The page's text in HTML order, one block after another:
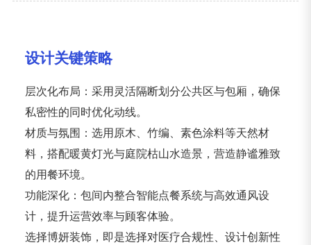
设计关键策略
层次化布局：采用灵活隔断划分公共区与包厢，确保
私密性的同时优化动线。
材质与氛围：选用原木、竹编、素色涂料等天然材
料，搭配暖黄灯光与庭院枯山水造景，营造静谧雅致
的用餐环境。
功能深化：包间内整合智能点餐系统与高效通风设
计，提升运营效率与顾客体验。
选择博妍装饰，即是选择对医疗合规性、设计创新性